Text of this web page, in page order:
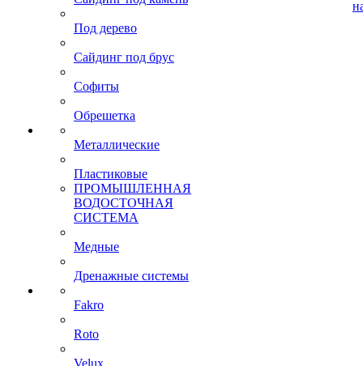
Под дерево
Сайдинг под брус
Софиты
Обрешетка
Металлические
Пластиковые
ПРОМЫШЛЕННАЯ
ВОДОСТОЧНАЯ
СИСТЕМА
Медные
Дренажные системы
Fakro
Roto
Velux